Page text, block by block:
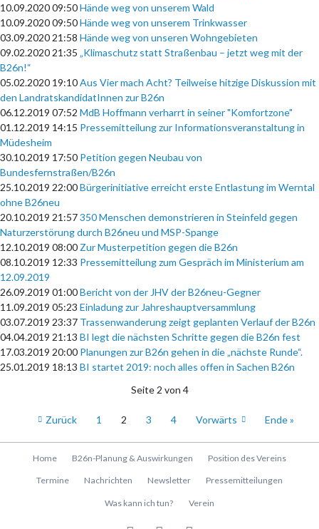
10.09.2020 09:50Hände weg von unserem Wald
10.09.2020 09:50Hände weg von unserem Trinkwasser
03.09.2020 21:58 Hände weg von unseren Wohngebieten
09.02.2020 21:35 „Klimaschutz statt Straßenbau – jetzt weg mit der
B26n!“
05.02.2020 19:10Aus Vier mach Acht? Teilweise hitzige Diskussion mit
den LandratskandidatInnen zur B26n
06.12.2019 07:52 MdB Hoffmann verharrt in seiner "Komfortzone"
01.12.2019 14:15 Pressemitteilung zur Informationsveranstaltung in
Müdesheim
30.10.2019 17:50 Petition gegen Neubau von
Bundesfernstraßen/B26n
25.10.2019 22:00Bürgerinitiative erreicht erste Entlastung im Werntal
ohne B26neu
20.10.2019 21:57350 Menschen demonstrieren in Steinfeld gegen
Naturzerstörung durch B26neu und MSP-Spange
12.10.2019 08:00 Zur Musterpetition gegen die B26n
08.10.2019 12:33 Pressemitteilung zum Gespräch im Ministerium am
12.09.2019
26.09.2019 01:00Bericht von der JHV der B26neu-Gegner
11.09.2019 05:23 Einladung zur Jahreshauptversammlung
03.07.2019 23:37 Trassenwanderung zeigt geplanten Verlauf der B26n
04.04.2019 21:13 BI legt die nächsten Schritte gegen die B26n fest
17.03.2019 20:00 Planungen zur B26n gehen in die „nächste Runde“.
25.01.2019 18:13 BI startet 2019: noch alles offen in Sachen B26n
Seite 2 von 4
Zurück 1 2 3 4 Vorwärts Ende »
Home B26n-Planung & Auswirkungen Position des Vereins
Termine Nachrichten Newsletter Pressemitteilungen
Was kann ich tun? Verein